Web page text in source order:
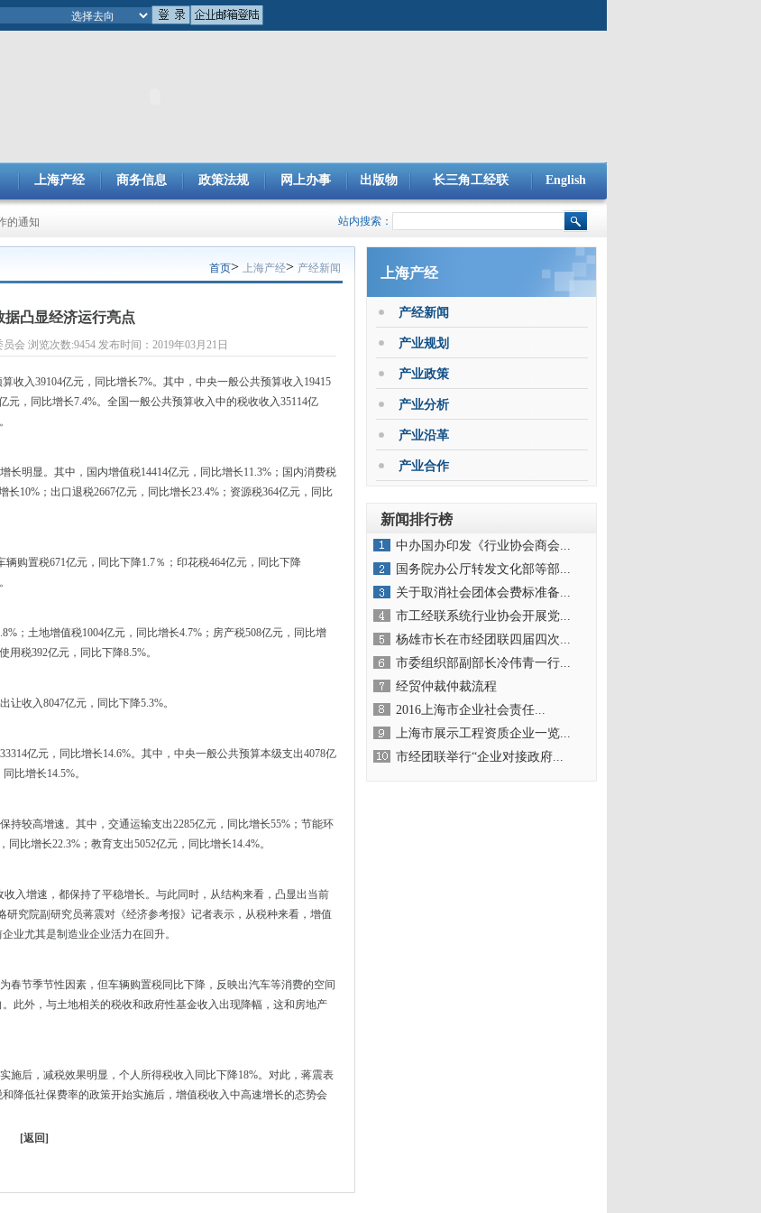
上海产经 商务信息 政策法规 网上办事 出版物 长三角工经联 English
2025年度项目的通知
站内搜索：
首页> 上海产经> 产经新闻
据凸显经济运行亮点
会 浏览次数:9454 发布时间：2019年03月21日
入39104亿元，同比增长7%。其中，中央一般公共预算收入19415
元，同比增长7.4%。全国一般公共预算收入中的税收收入35114亿
明显。其中，国内增值税14414亿元，同比增长11.3%；国内消费税
长10%；出口退税2667亿元，同比增长23.4%；资源税364亿元，同比
购置税671亿元，同比下降1.7％；印花税464亿元，同比下降
；土地增值税1004亿元，同比增长4.7%；房产税508亿元，同比增
用税392亿元，同比下降8.5%。
收入8047亿元，同比下降5.3%。
亿元，同比增长14.6%。其中，中央一般公共预算本级支出4078亿
比增长14.5%。
较高增速。其中，交通运输支出2285亿元，同比增长55%；节能环
比增长22.3%；教育支出5052亿元，同比增长14.4%。
入增速，都保持了平稳增长。与此同时，从结构来看，凸显出当前
究院副研究员蒋震对《经济参考报》记者表示，从税种来看，增值
业尤其是制造业企业活力在回升。
节季节性因素，但车辆购置税同比下降，反映出汽车等消费的空间
此外，与土地相关的税收和政府性基金收入出现降幅，这和房地产
后，减税效果明显，个人所得税收入同比下降18%。对此，蒋震表
降低社保费率的政策开始实施后，增值税收入中高速增长的态势会
[返回]
上海产经
产经新闻
产业规划
产业政策
产业分析
产业沿革
产业合作
新闻排行榜
中办国办印发《行业协会商会...
国务院办公厅转发文化部等部...
关于取消社会团体会费标准备...
市工经联系统行业协会开展党...
杨雄市长在市经团联四届四次...
市委组织部副部长冷伟青一行...
经贸仲裁仲裁流程
2016上海市企业社会责任...
上海市展示工程资质企业一览...
市经团联举行“企业对接政府...